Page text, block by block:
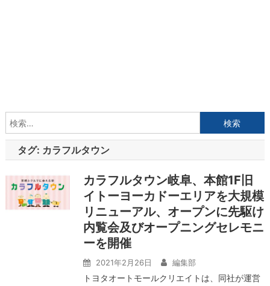
索:
タグ: カラフルタウン
カラフルタウン岐阜、本館1F旧
イトーヨーカドーエリアを大規模
リニューアル、オープンに先駆け
内覧会及びオープニングセレモニ
ーを開催
2021年2月26日 編集部
トヨタオートモールクリエイトは、同社が運営